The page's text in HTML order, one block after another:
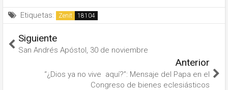
Etiquetas: Zenit
Siguiente
San Andrés Apóstol, 30 de noviembre
Anterior
“¿Dios ya no vive aquí?”: Mensaje del Papa en el
Congreso de bienes eclesiásticos